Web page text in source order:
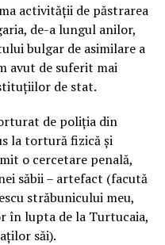
activității de păstrarea
de-a lungul anilor,
bulgar de asimilare a
avut de suferit mai
de stat.
de poliția din
la tortură fizică și
o cercetare penală,
săbii – artefact (facută
străbunicului meu,
în lupta de la Turtucaia,
săi).